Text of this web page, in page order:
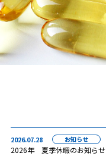
2026.07.28
2026年 夏季休暇のお知らせ
お知らせ